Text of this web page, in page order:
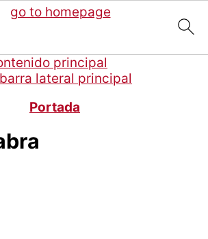
principal
lateral principal
Portada